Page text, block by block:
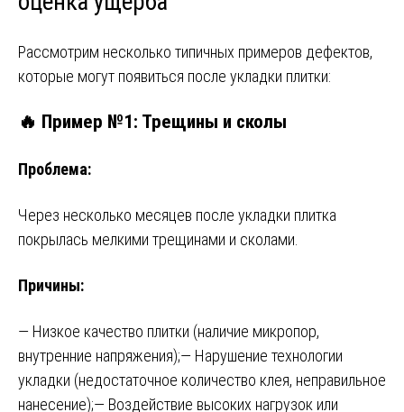
Рассмотрим несколько типичных примеров дефектов,
которые могут появиться после укладки плитки:
🔥 Пример №1: Трещины и сколы
Проблема:
Через несколько месяцев после укладки плитка
покрылась мелкими трещинами и сколами.
Причины:
— Низкое качество плитки (наличие микропор,
внутренние напряжения);— Нарушение технологии
укладки (недостаточное количество клея, неправильное
нанесение);— Воздействие высоких нагрузок или